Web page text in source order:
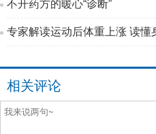
不开药方的暖心“诊断”
专家解读运动后体重上涨 读懂
相关评论